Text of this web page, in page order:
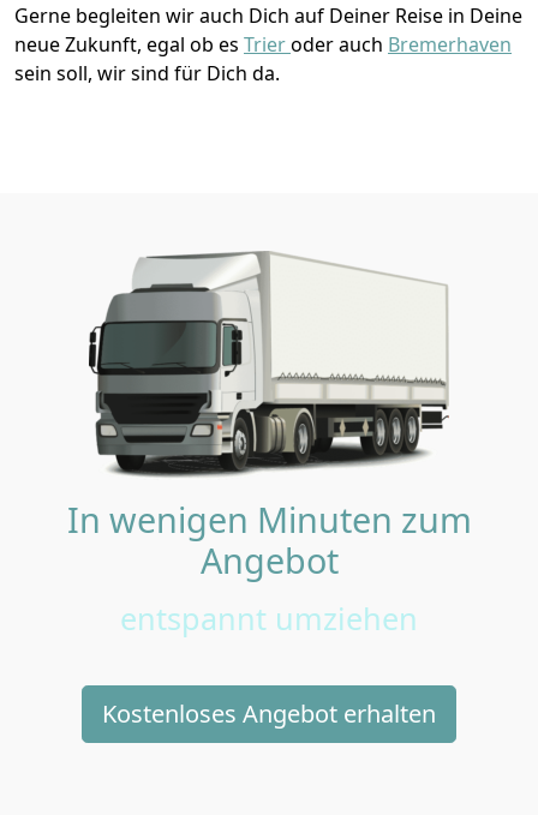
Gerne begleiten wir auch Dich auf Deiner Reise in Deine
neue Zukunft, egal ob es Trieroder auch Bremer­haven
sein soll, wir sind für Dich da.
In wenigen Minuten zum
Angebot
entspannt umziehen
Kostenloses Angebot erhalten